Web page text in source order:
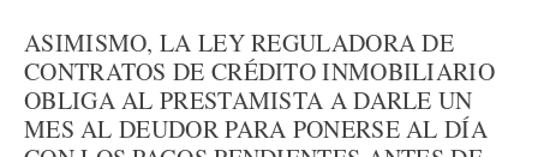
ASIMISMO, LA LEY REGULADORA DE
CONTRATOS DE CRÉDITO INMOBILIARIO
OBLIGA AL PRESTAMISTA A DARLE UN
MES AL DEUDOR PARA PONERSE AL DÍA